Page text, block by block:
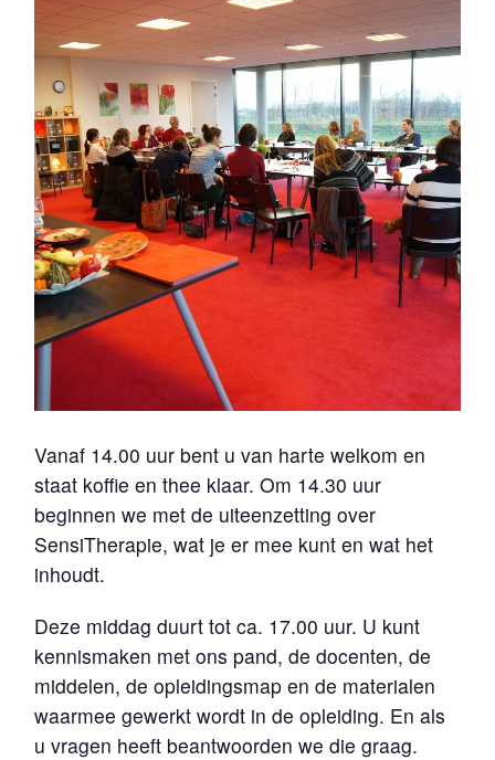
Vanaf 14.00 uur bent u van harte welkom en
staat koffie en thee klaar. Om 14.30 uur
beginnen we met de uiteenzetting over
SensiTherapie, wat je er mee kunt en wat het
inhoudt.
Deze middag duurt tot ca. 17.00 uur. U kunt
kennismaken met ons pand, de docenten, de
middelen, de opleidingsmap en de materialen
waarmee gewerkt wordt in de opleiding. En als
u vragen heeft beantwoorden we die graag.